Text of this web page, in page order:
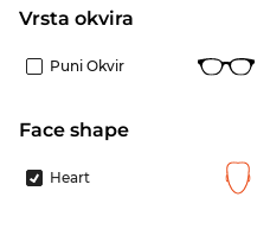
Vrsta okvira
Puni Okvir
Face shape
Heart